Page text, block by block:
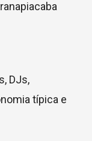
DJs,
típica e